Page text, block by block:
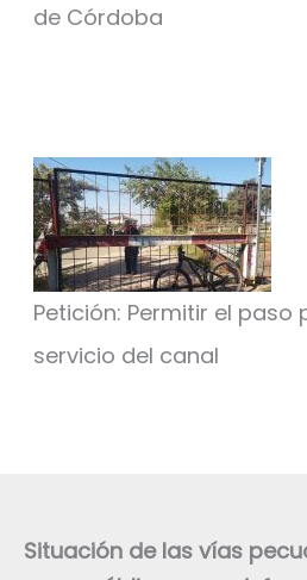
de Córdoba
Petición: Permitir el paso
servicio del canal
Situación de las vías